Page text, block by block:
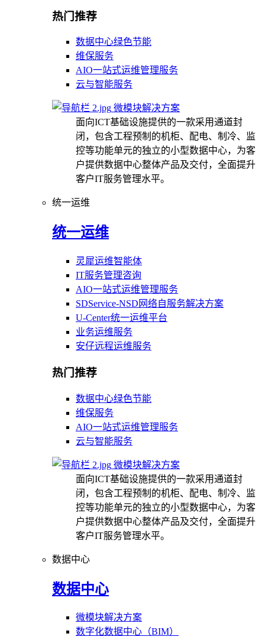
热门推荐
数据中心绿色节能
维保服务
AIO一站式运维管理服务
云与智能服务
微模块解决方案
面向ICT基础设施提供的一款采用通道封
闭，包含工程预制的机柜、配电、制冷、监
控等功能单元的独立的小型数据中心，为客
户提供数据中心整体产品及交付，全面提升
客户IT服务管理水平。
统一运维
统一运维
灵犀运维智能体
IT服务管理咨询
AIO一站式运维管理服务
SDService-NSD网络自服务解决方案
U-Center统一运维平台
业务运维服务
安仔远程运维服务
热门推荐
数据中心绿色节能
维保服务
AIO一站式运维管理服务
云与智能服务
微模块解决方案
面向ICT基础设施提供的一款采用通道封
闭，包含工程预制的机柜、配电、制冷、监
控等功能单元的独立的小型数据中心，为客
户提供数据中心整体产品及交付，全面提升
客户IT服务管理水平。
数据中心
数据中心
微模块解决方案
数字化数据中心（BIM）